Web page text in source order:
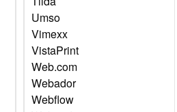
Umso
Vimexx
VistaPrint
Web.com
Webador
Webflow